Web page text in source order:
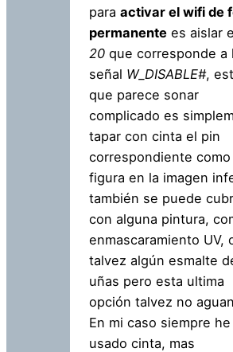
para activar el wifi de
permanente es aislar
20 que corresponde a
señal W_DISABLE#,
que parece sonar
complicado es
tapar con cinta el pin
correspondiente como
figura en la imagen
también se puede
con alguna pintura,
enmascaramiento UV,
talvez algún esmalte
uñas pero esta ultima
opción talvez no
En mi caso siempre he
usado cinta, mas